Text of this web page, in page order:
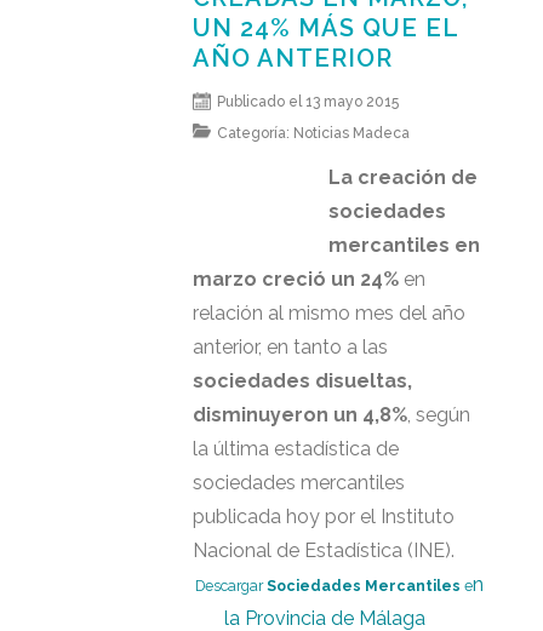
UN 24% MÁS QUE EL
AÑO ANTERIOR
Publicado el 13 mayo 2015
Categoría: Noticias Madeca
La creación de
sociedades
mercantiles en
marzo creció un 24%en
relación al mismo mes del año
anterior, en tanto a las
sociedades disueltas,
disminuyeron un 4,8%, según
la última estadística de
sociedades mercantiles
publicada hoy por el Instituto
Nacional de Estadística (INE).
DescargarSociedades Mercantiles en
la Provincia de Málaga